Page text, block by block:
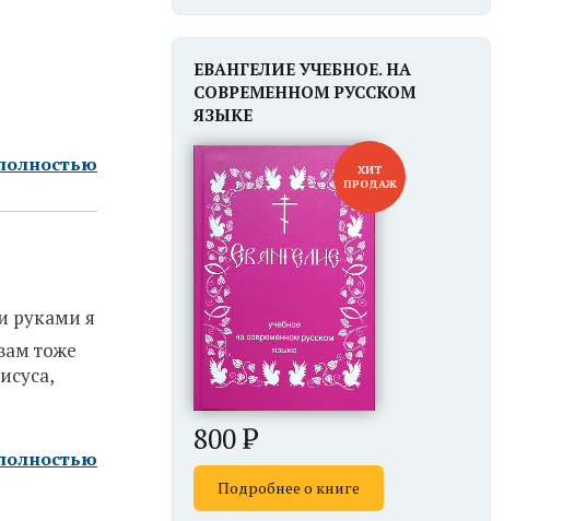
руками я
тоже
ЕВАНГЕЛИЕ УЧЕБНОЕ. НА
СОВРЕМЕННОМ РУССКОМ
ЯЗЫКЕ
ХИТ
ПРОДАЖ
800
Подробнее о книге